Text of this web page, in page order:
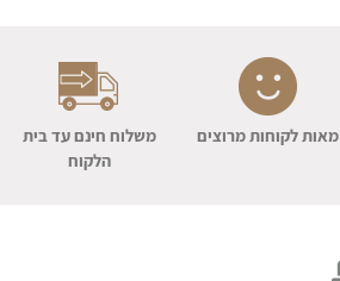
מאות לקוחות מרוצים
משלוח חינם עד בית
הלקוח